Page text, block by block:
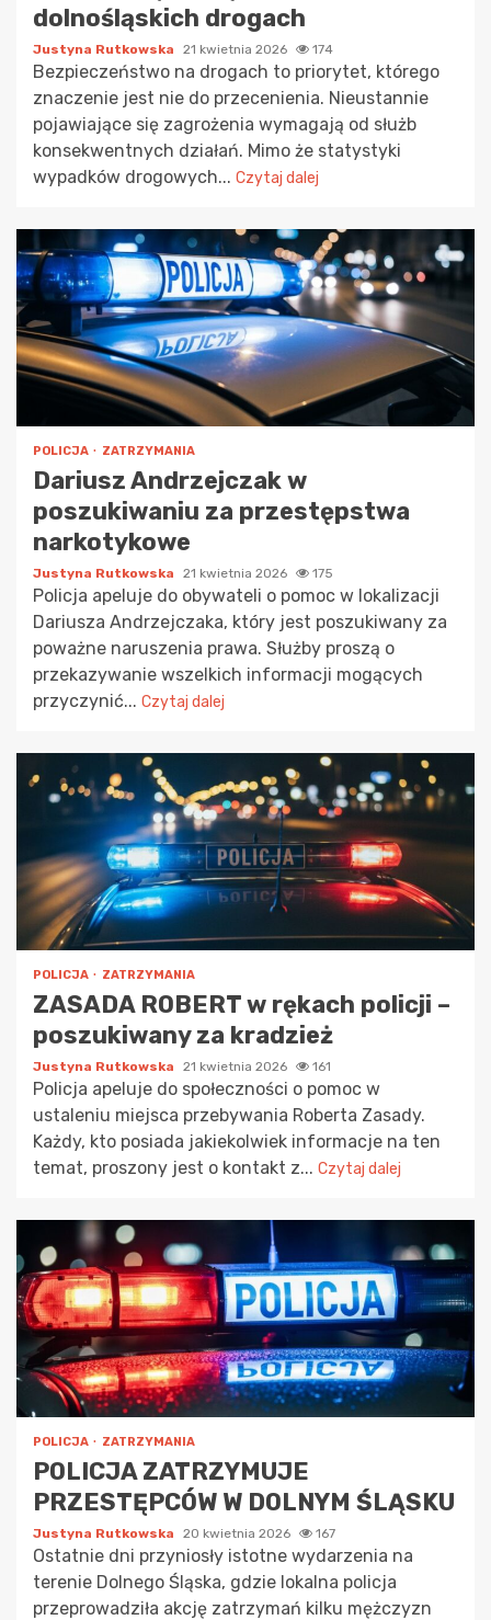
dolnośląskich drogach
Justyna Rutkowska 21 kwietnia 2026 174
Bezpieczeństwo na drogach to priorytet, którego
znaczenie jest nie do przecenienia. Nieustannie
pojawiające się zagrożenia wymagają od służb
konsekwentnych działań. Mimo że statystyki
wypadków drogowych... Czytaj dalej
POLICJA ZATRZYMANIA
Dariusz Andrzejczak w
poszukiwaniu za przestępstwa
narkotykowe
Justyna Rutkowska 21 kwietnia 2026 175
Policja apeluje do obywateli o pomoc w lokalizacji
Dariusza Andrzejczaka, który jest poszukiwany za
poważne naruszenia prawa. Służby proszą o
przekazywanie wszelkich informacji mogących
przyczynić... Czytaj dalej
POLICJA ZATRZYMANIA
ZASADA ROBERT w rękach policji –
poszukiwany za kradzież
Justyna Rutkowska 21 kwietnia 2026 161
Policja apeluje do społeczności o pomoc w
ustaleniu miejsca przebywania Roberta Zasady.
Każdy, kto posiada jakiekolwiek informacje na ten
temat, proszony jest o kontakt z... Czytaj dalej
POLICJA ZATRZYMANIA
POLICJA ZATRZYMUJE
PRZESTĘPCÓW W DOLNYM ŚLĄSKU
Justyna Rutkowska 20 kwietnia 2026 167
Ostatnie dni przyniosły istotne wydarzenia na
terenie Dolnego Śląska, gdzie lokalna policja
przeprowadziła akcję zatrzymań kilku mężczyzn